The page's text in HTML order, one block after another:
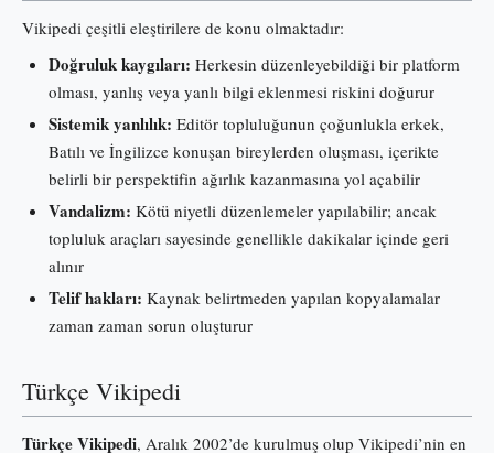
Vikipedi çeşitli eleştirilere de konu olmaktadır:
Doğruluk kaygıları: Herkesin düzenleyebildiği bir platform
olması, yanlış veya yanlı bilgi eklenmesi riskini doğurur
Sistemik yanlılık: Editör topluluğunun çoğunlukla erkek,
Batılı ve İngilizce konuşan bireylerden oluşması, içerikte
belirli bir perspektifin ağırlık kazanmasına yol açabilir
Vandalizm: Kötü niyetli düzenlemeler yapılabilir; ancak
topluluk araçları sayesinde genellikle dakikalar içinde geri
alınır
Telif hakları: Kaynak belirtmeden yapılan kopyalamalar
zaman zaman sorun oluşturur
Türkçe Vikipedi
Türkçe Vikipedi, Aralık 2002’de kurulmuş olup Vikipedi’nin en